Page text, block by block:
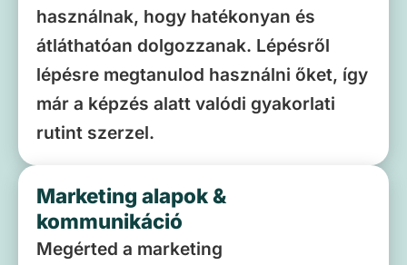
használnak, hogy hatékonyan és
átláthatóan dolgozzanak. Lépésről
lépésre megtanulod használni őket, így
már a képzés alatt valódi gyakorlati
rutint szerzel.
Marketing alapok &
kommunikáció
Megérted a marketing